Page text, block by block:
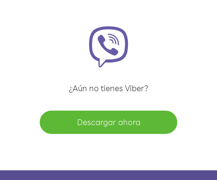
¿Aún no tienes Viber?
Descargar ahora